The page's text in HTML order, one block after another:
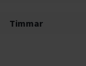
Timmar